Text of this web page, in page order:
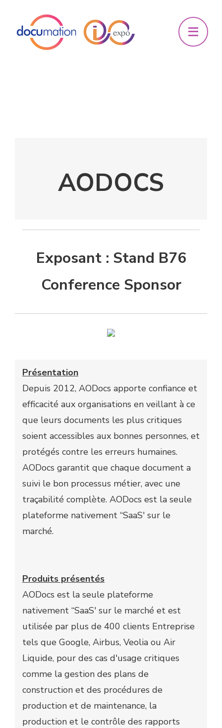
AODOCS
Exposant : Stand B76
Conference Sponsor
Présentation
Depuis 2012, AODocs apporte confiance et
efficacité aux organisations en veillant à ce
que leurs documents les plus critiques
soient accessibles aux bonnes personnes, et
protégés contre les erreurs humaines.
AODocs garantit que chaque document a
suivi le bon processus métier, avec une
traçabilité complète. AODocs est la seule
plateforme nativement “SaaS' sur le
marché.
Produits présentés
AODocs est la seule plateforme
nativement “SaaS' sur le marché et est
utilisée par plus de 400 clients Entreprise
tels que Google, Airbus, Veolia ou Air
Liquide, pour des cas d'usage critiques
comme la gestion des plans de
construction et des procédures de
production et de maintenance, la
production et le contrôle des rapports